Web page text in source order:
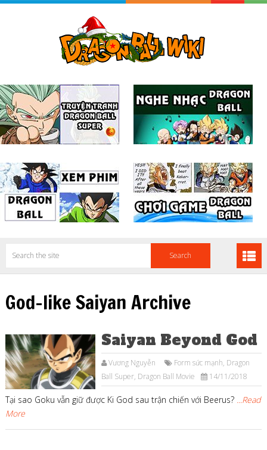
God-like Saiyan Archive
Saiyan Beyond God
Vương Nguyễn Form sức mạnh, Dragon
Ball Super, Dragon Ball Movie 14/11/2018
Tại sao Goku vẫn giữ được Ki God sau trận chiến với Beerus? ...Read
More